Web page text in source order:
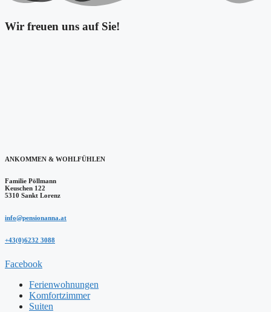
Wir freuen uns auf Sie!
ANKOMMEN & WOHLFÜHLEN
Familie Pöllmann
Keuschen 122
5310 Sankt Lorenz
info@pensionanna.at
+43(0)6232 3088
Facebook
Ferienwohnungen
Komfortzimmer
Suiten